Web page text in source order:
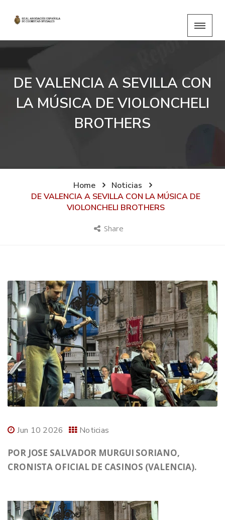
DE VALENCIA A SEVILLA CON
LA MÚSICA DE VIOLONCHELI
BROTHERS
Home
Noticias
DE VALENCIA A SEVILLA CON LA MÚSICA DE
VIOLONCHELI BROTHERS
Share
Jun 10 2026 Noticias
POR JOSE SALVADOR MURGUI SORIANO,
CRONISTA OFICIAL DE CASINOS (VALENCIA).